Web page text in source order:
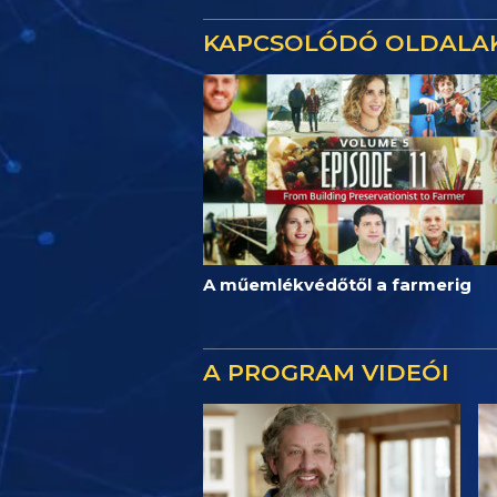
KAPCSOLÓDÓ
A műemlékvédőtől a farmerig
A PROGRAM VIDEÓI